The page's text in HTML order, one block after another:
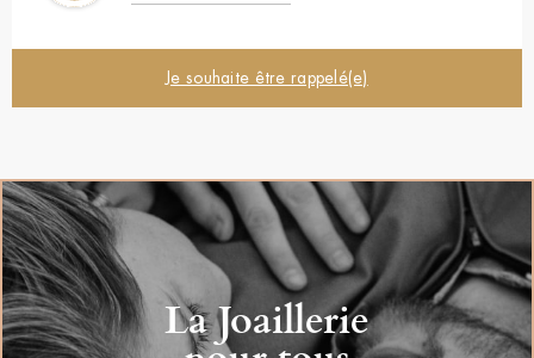
Je souhaite être rappelé(e)
La Joaillerie